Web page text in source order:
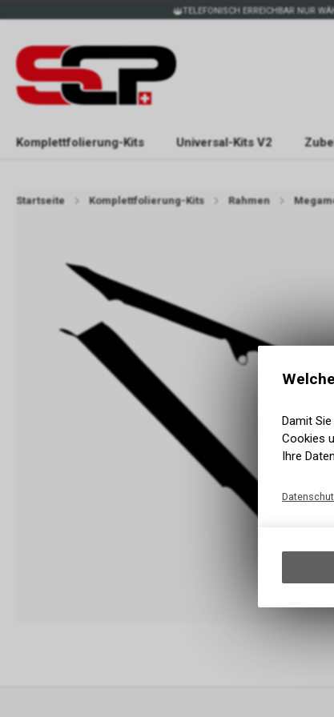
TELEFONISCH ERREICHBAR NUR
Komplettfolierung-Kits Universal-Kits V2
Startseite Komplettfolierung-Kits Rahmen
Damit
Cookies
Ihre